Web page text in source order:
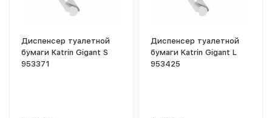
Диспенсер туалетной
бумаги Katrin Gigant S
953371
Диспенсер туалетной
бумаги Katrin Gigant L
953425